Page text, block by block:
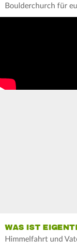
Boulderchurch für
WAS IST
Himmelfahrt und